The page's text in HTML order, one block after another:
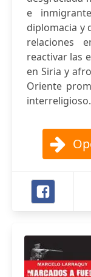
e
diplomacia y
relaciones
reactivar las
en Siria y
Oriente